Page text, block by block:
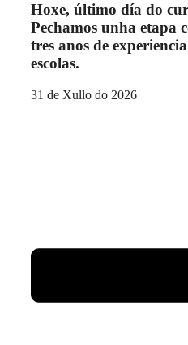
Hoxe, último día do
Pechamos unha etapa
tres anos de
escolas.
31 de Xullo do 2026